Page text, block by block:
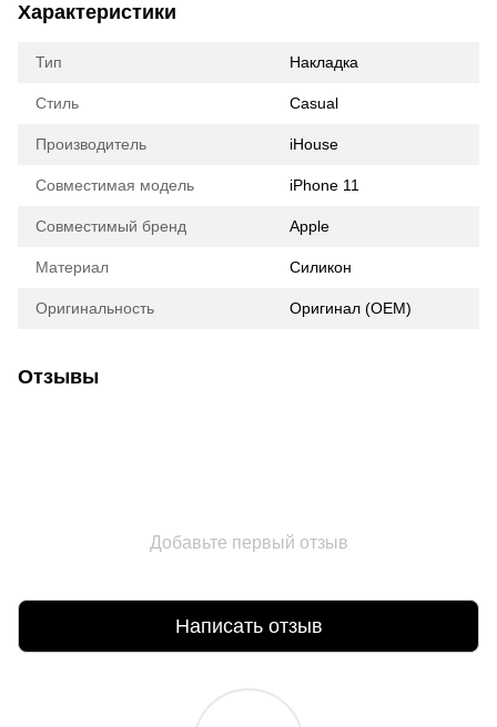
Характеристики
Тип Накладка
Стиль Casual
Производитель iHouse
Совместимая модель iPhone 11
Совместимый бренд Apple
Материал Силикон
Оригинальность Оригинал (ОЕМ)
Отзывы
Добавьте первый отзыв
Написать отзыв